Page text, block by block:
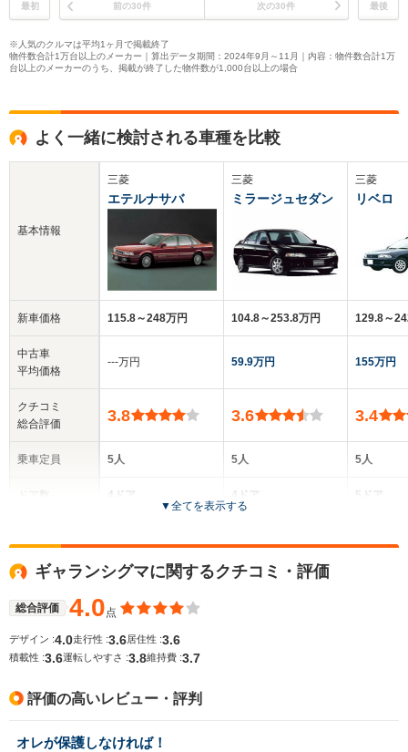
最初 前の30件 次の30件 最後
※人気のクルマは平均1ヶ月で掲載終了
物件数合計1万台以上のメーカー｜算出データ期間：2024年9月～11月｜内容：物件数合計1万
台以上のメーカーのうち、掲載が終了した物件数が1,000台以上の場合
よく一緒に検討される車種を比較
基本情報
新車価格
中古車
平均価格
クチコミ
総合評価
乗車定員
サイズ
(全長x全幅x全高)
三菱
エテルナサバ
115.8～248万円
‐‐‐万円
3.8
5人
4ドア
全高
1.7m
4.53m～4.56m
-m
三菱
ミラージュセダン
104.8～253.8万円
59.9万円
3.6
5人
4ドア
全高
三菱
リベロ
129.8～
155万円
3.4
5人
5ドア
全高
▼全てを表示する
ギャランシグマに関するクチコミ・評価
総合評価 4.0点
デザイン :4.0走行性 :3.6 居住性 :3.6
積載性 :3.6運転しやすさ :3.8維持費 :3.7
評価の高いレビュー・評判
オレが保護しなければ！